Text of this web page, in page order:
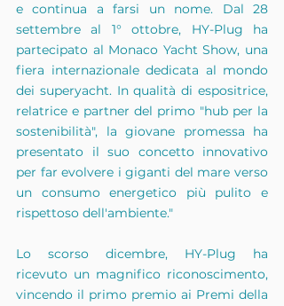
e continua a farsi un nome. Dal 28
settembre al 1° ottobre, HY-Plug ha
partecipato al Monaco Yacht Show, una
fiera internazionale dedicata al mondo
dei superyacht. In qualità di espositrice,
relatrice e partner del primo "hub per la
sostenibilità", la giovane promessa ha
presentato il suo concetto innovativo
per far evolvere i giganti del mare verso
un consumo energetico più pulito e
rispettoso dell'ambiente."
Lo scorso dicembre, HY-Plug ha
ricevuto un magnifico riconoscimento,
vincendo il primo premio ai Premi della